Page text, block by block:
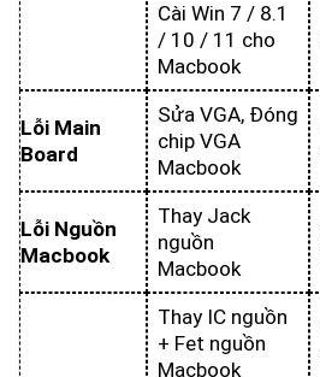
Cài Win 7 / 8.1
/ 10 / 11 cho
Macbook
Lỗi Main
Board
Sửa VGA, Đóng
chip VGA
Macbook
Lỗi Nguồn
Macbook
Thay Jack
nguồn
Macbook
Thay IC nguồn
+ Fet nguồn
Macbook